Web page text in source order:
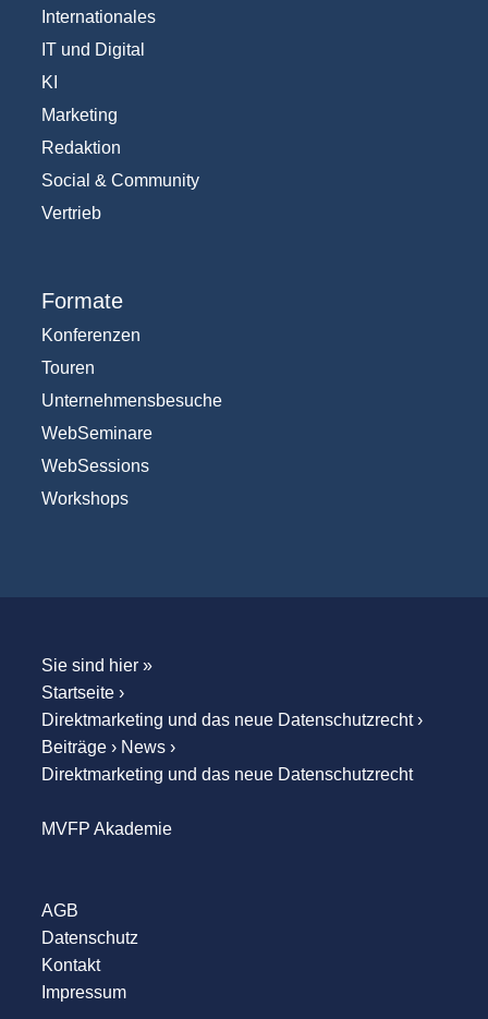
Internationales
IT und Digital
KI
Marketing
Redaktion
Social & Community
Vertrieb
Formate
Konferenzen
Touren
Unternehmensbesuche
WebSeminare
WebSessions
Workshops
Sie sind hier »
Startseite›
Direktmarketing und das neue Datenschutzrecht›
Beiträge› News›
Direktmarketing und das neue Datenschutzrecht
MVFP Akademie
AGB
Datenschutz
Kontakt
Impressum